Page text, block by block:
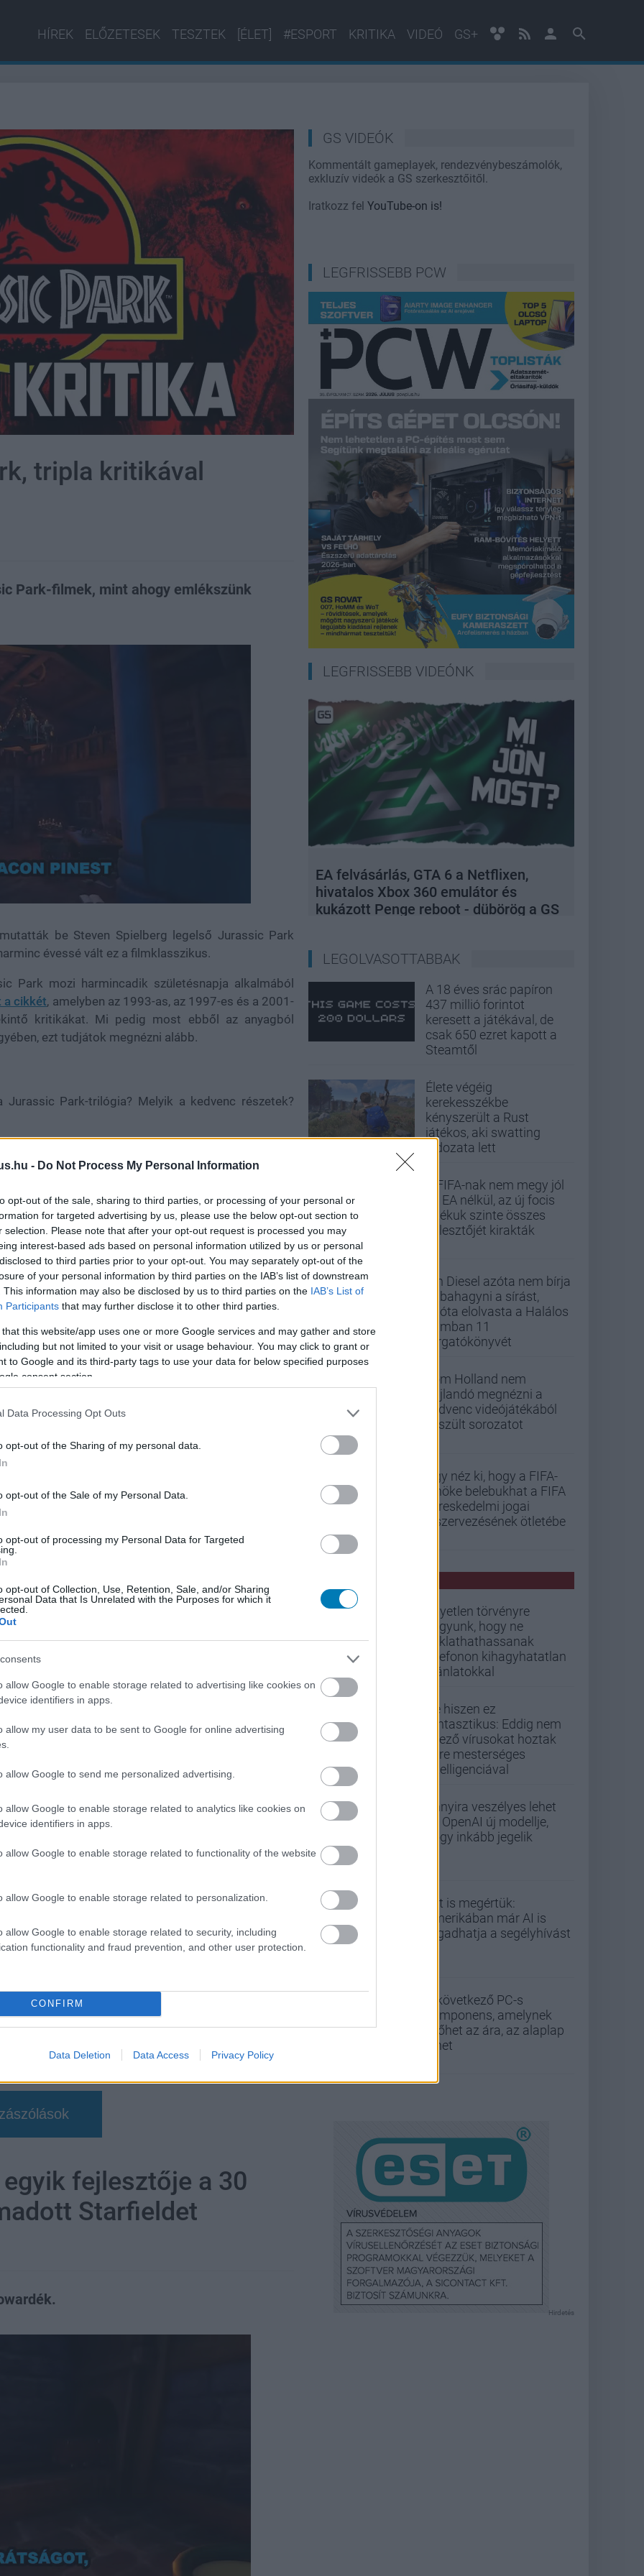
- Do Not Process My Personal Information
opt-out of the sale, sharing to third parties, or processing of your personal or
for targeted advertising by us, please use the below opt-out section to
selection. Please note that after your opt-out request is processed you may
interest-based ads based on personal information utilized by us or personal
to third parties prior to your opt-out. You may separately opt-out of the
of your personal information by third parties on the IAB’s list of downstream
This information may also be disclosed by us to third parties on the IAB’s List of
Participants that may further disclose it to other third parties.
that this website/app uses one or more Google services and may gather and store
but not limited to your visit or usage behaviour. You may click to grant or
to Google and its third-party tags to use your data for below specified purposes
consent section.
Data Processing Opt Outs
opt-out of the Sharing of my personal data.
opt-out of the Sale of my Personal Data.
opt-out of processing my Personal Data for Targeted
opt-out of Collection, Use, Retention, Sale, and/or Sharing
Data that Is Unrelated with the Purposes for which it
allow Google to enable storage related to advertising like cookies on
identifiers in apps.
allow my user data to be sent to Google for online advertising
allow Google to send me personalized advertising.
allow Google to enable storage related to analytics like cookies on
identifiers in apps.
allow Google to enable storage related to functionality of the website
allow Google to enable storage related to personalization.
allow Google to enable storage related to security, including
functionality and fraud prevention, and other user protection.
CONFIRM
Data Deletion Data Access Privacy Policy
HÍREK ELŐZETESEK TESZTEK [ÉLET] #ESPORT KRITIKA VIDEÓ GS+
tripla kritikával
Park-filmek, mint ahogy emlékszünk
be Steven Spielberg legelső Jurassic Park
évessé vált ez a filmklasszikus.
Park mozi harmincadik születésnapja alkalmából
a cikkét, amelyben az 1993-as, az 1997-es és a 2001-
kritikákat. Mi pedig most ebből az anyagból
ezt tudjátok megnézni alább.
Park-trilógia? Melyik a kedvenc részetek?
érdemesfeliratkoznotok
a csatornánkra, így a
esetleg még támogatnátok is a munkánkat,
jön szembe GSO-n vagy a social médiában.
a legjobbakat,
hangulata – Jön a második forduló! (X)
fejlesztője a 30
Starfieldet
GS VIDEÓK
Kommentált gameplayek, rendezvénybeszámolók,
exkluzív videók a GS szerkesztőitől.
Iratkozz fel YouTube-on is!
LEGFRISSEBB PCW
LEGFRISSEBB VIDEÓNK
EA felvásárlás, GTA 6 a Netflixen,
hivatalos Xbox 360 emulátor és
kukázott Penge reboot - dübörög a GS
LEGOLVASOTTABBAK
A 18 éves srác papíron
437 millió forintot
keresett a játékával, de
csak 650 ezret kapott a
Steamtől
Élete végéig
kerekesszékbe
kényszerült a Rust
játékos, aki swatting
áldozata lett
A FIFA-nak nem megy jól
az EA nélkül, az új focis
játékuk szinte összes
fejlesztőjét kirakták
Vin Diesel azóta nem bírja
abbahagyni a sírást,
mióta elolvasta a Halálos
iramban 11
forgatókönyvét
Tom Holland nem
hajlandó megnézni a
kedvenc videójátékából
készült sorozatot
Úgy néz ki, hogy a FIFA-
elnöke belebukhat a FIFA
kereskedelmi jogai
kiszervezésének ötletébe
Egyetlen törvényre
vagyunk, hogy ne
zaklathathassanak
telefonon kihagyhatatlan
ajánlatokkal
De hiszen ez
fantasztikus: Eddig nem
létező vírusokat hoztak
létre mesterséges
intelligenciával
Annyira veszélyes lehet
az OpenAI új modellje,
hogy inkább jegelik
Ezt is megértük:
Amerikában már AI is
fogadhatja a segélyhívást
A következő PC-s
komponens, amelynek
kilőhet az ára, az alaplap
lehet
Hirdetés